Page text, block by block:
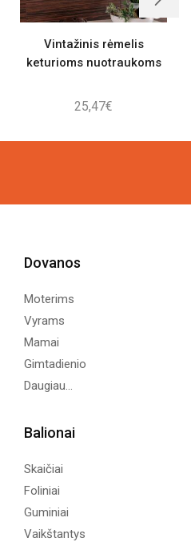
Vintažinis rėmelis
keturioms nuotraukoms
25,47€
Dovanos
Moterims
Vyrams
Mamai
Gimtadienio
Daugiau...
Balionai
Skaičiai
Foliniai
Guminiai
Vaikštantys